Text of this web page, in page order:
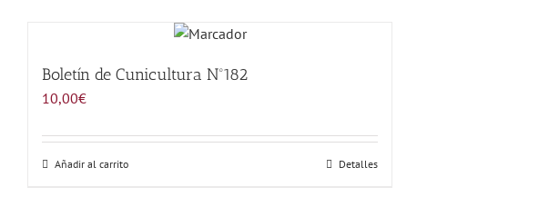
Boletín de Cunicultura Nº182
10,00€
Añadir al carrito Detalles